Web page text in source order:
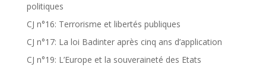
politiques
CJ n°16: Terrorisme et libertés publiques
CJ n°17: La loi Badinter après cinq ans d’application
CJ n°19: L’Europe et la souveraineté des Etats